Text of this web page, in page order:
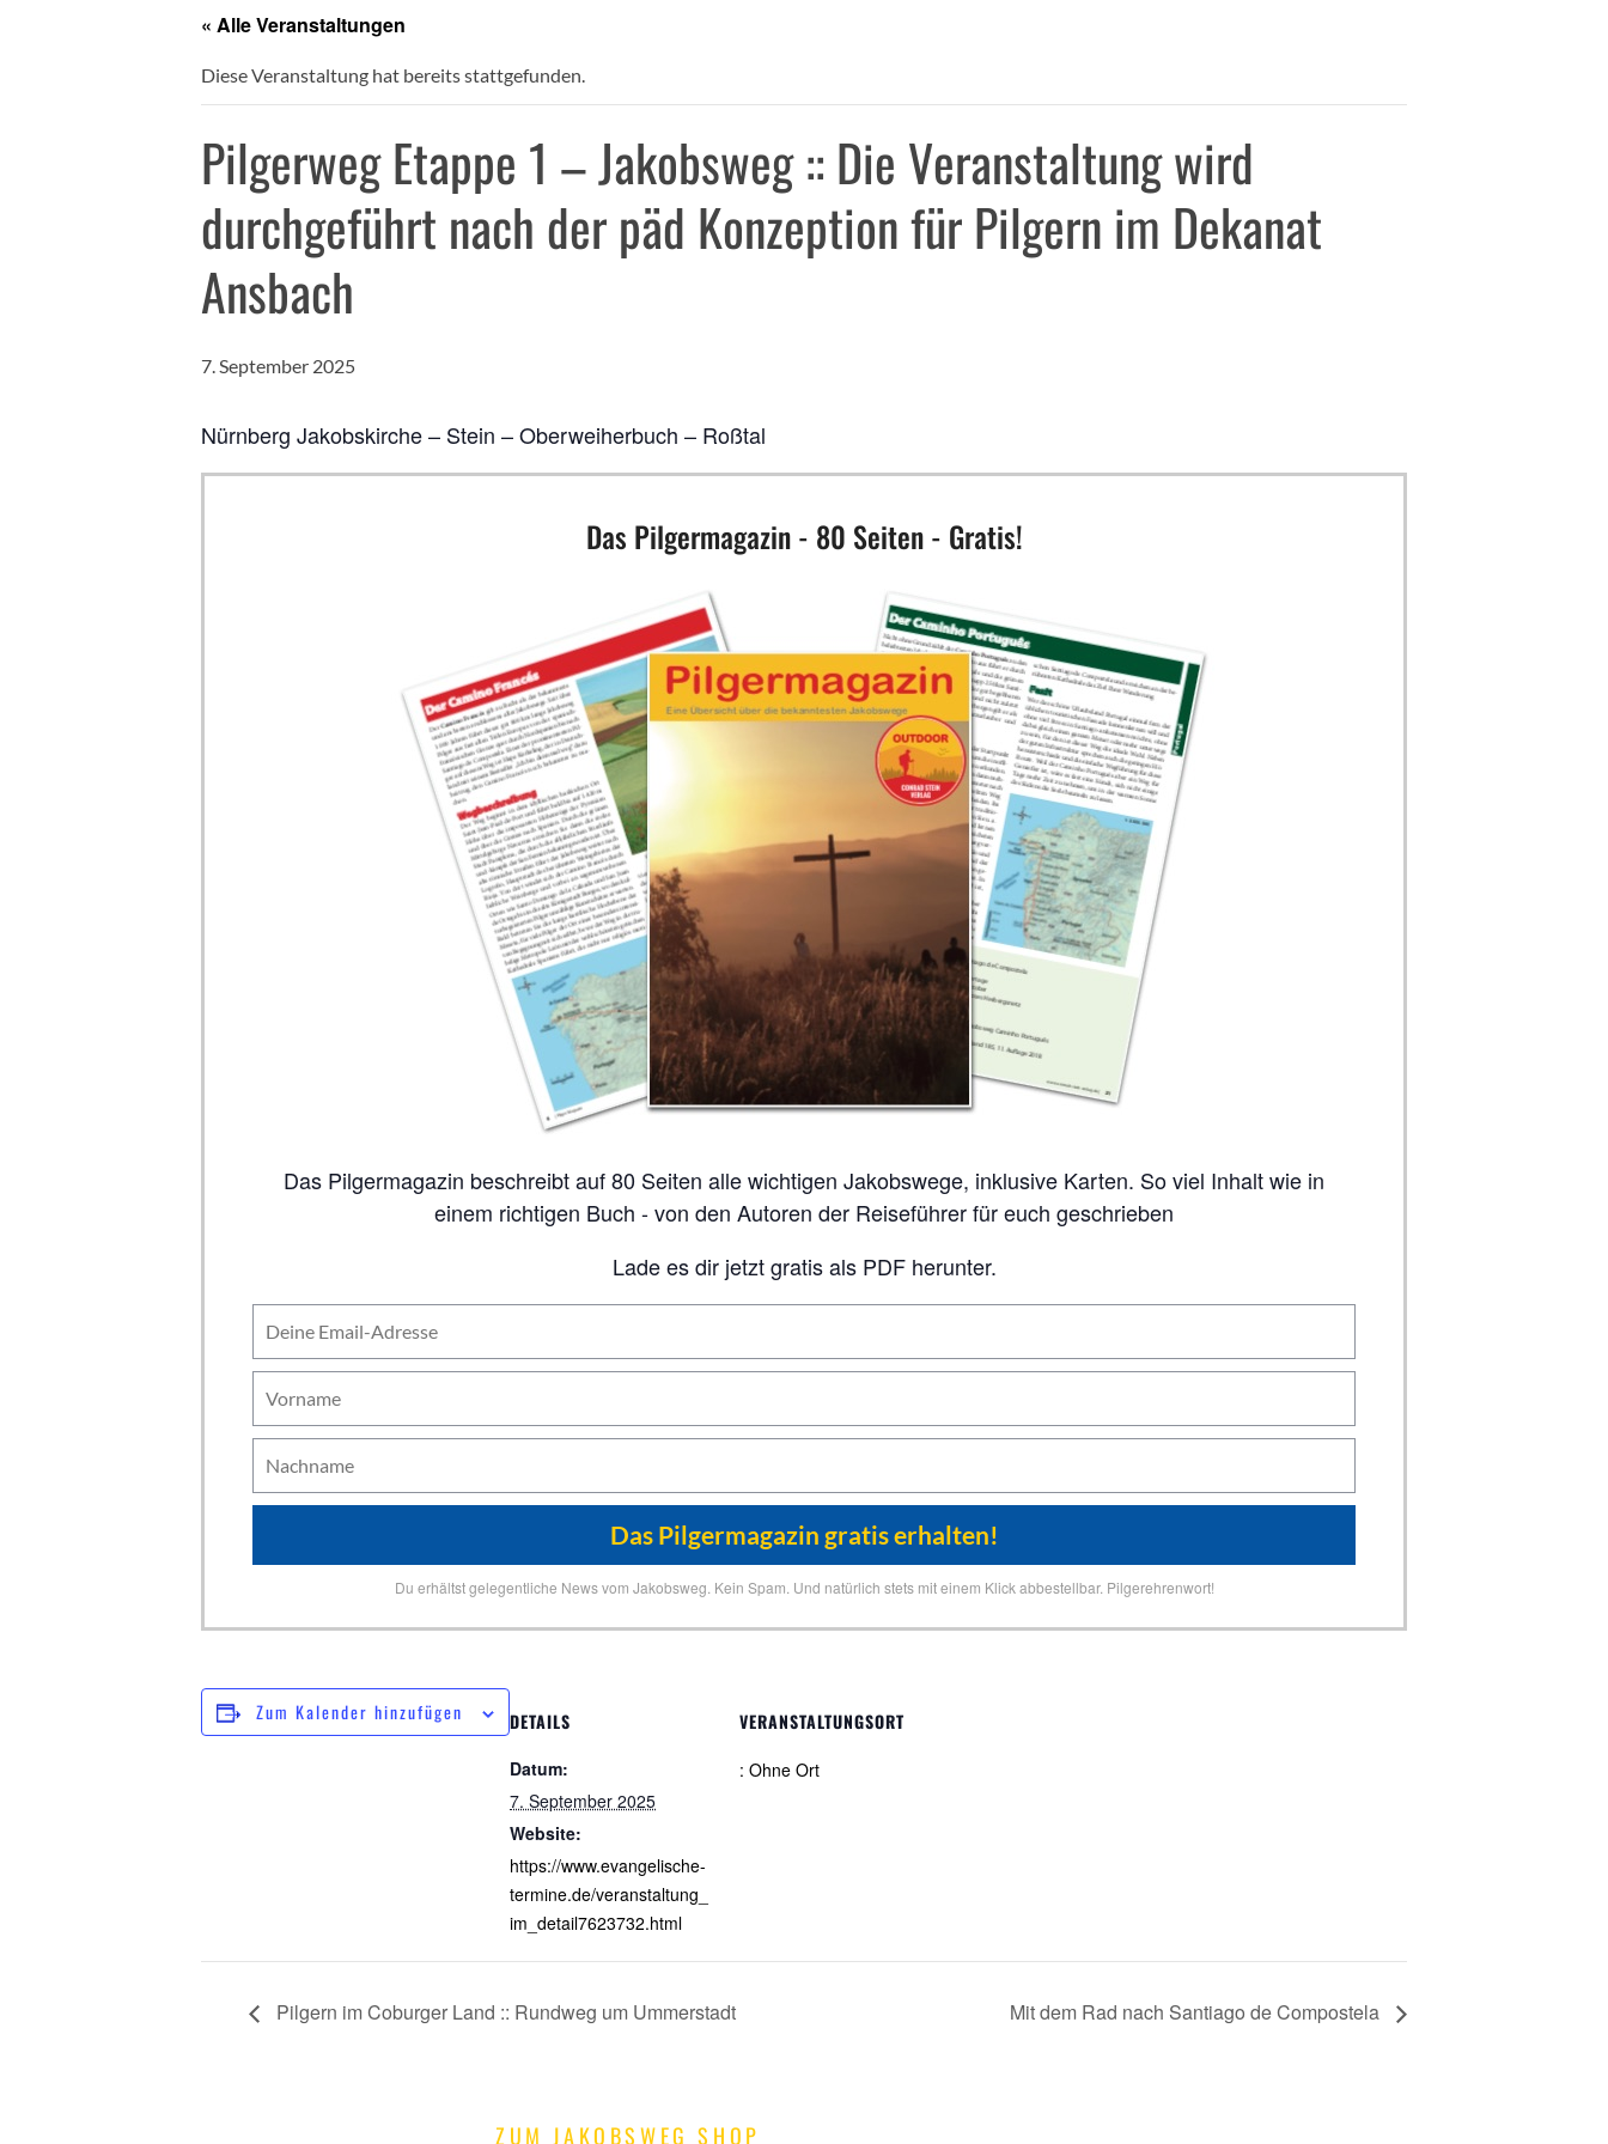
« Alle Veranstaltungen
Diese Veranstaltung hat bereits stattgefunden.
Pilgerweg Etappe 1 – Jakobsweg :: Die Veranstaltung wird
durchgeführt nach der päd Konzeption für Pilgern im Dekanat
Ansbach
7. September 2025
Nürnberg Jakobskirche – Stein – Oberweiherbuch – Roßtal
Das Pilgermagazin - 80 Seiten - Gratis!
Das Pilgermagazin beschreibt auf 80 Seiten alle wichtigen Jakobswege, inklusive Karten. So viel Inhalt wie in
einem richtigen Buch - von den Autoren der Reiseführer für euch geschrieben
Lade es dir jetzt gratis als PDF herunter.
Du erhältst gelegentliche News vom Jakobsweg. Kein Spam. Und natürlich stets mit einem Klick abbestellbar. Pilgerehrenwort!
Zum Kalender hinzufügen DETAILS
Datum:
7. September 2025
Website:
https://www.evangelische-
termine.de/veranstaltung_
im_detail7623732.html
VERANSTALTUNGSORT
: Ohne Ort
Pilgern im Coburger Land :: Rundweg um Ummerstadt Mit dem Rad nach Santiago de Compostela
ZUM JAKOBSWEG SHOP